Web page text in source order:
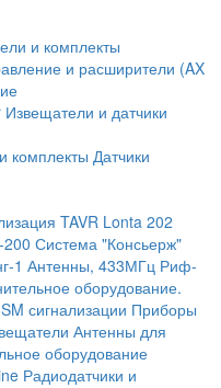
и комплекты
и расширители (AX
Извещатели и датчики
комплекты Датчики
TAVR Lonta 202
Система "Консьерж"
1 Антенны, 433МГц Риф-
оборудование.
сигнализации Приборы
Антенны для
оборудование
Радиодатчики и